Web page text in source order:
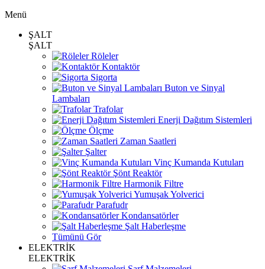
Menü
ŞALT
ŞALT
Röleler
Kontaktör
Sigorta
Buton ve Sinyal
Lambaları
Trafolar
Enerji Dağıtım Sistemleri
Ölçme
Zaman Saatleri
Şalter
Vinç Kumanda Kutuları
Şönt Reaktör
Harmonik Filtre
Yumuşak Yolverici
Parafudr
Kondansatörler
Şalt Haberleşme
Tümünü Gör
ELEKTRİK
ELEKTRİK